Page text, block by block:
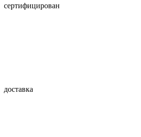
сертифицирован
доставка